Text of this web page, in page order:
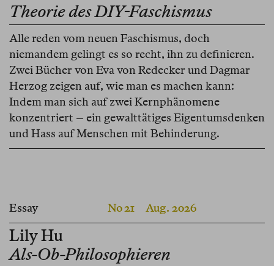
Theorie des DIY-Faschismus
Alle reden vom neuen Faschismus, doch
niemandem gelingt es so recht, ihn zu definieren.
Zwei Bücher von Eva von Redecker und Dagmar
Herzog zeigen auf, wie man es machen kann:
Indem man sich auf zwei Kernphänomene
konzentriert – ein gewalttätiges Eigentumsdenken
und Hass auf Menschen mit Behinderung.
Essay No 21Aug. 2026
Lily Hu
Als-Ob-Philosophieren